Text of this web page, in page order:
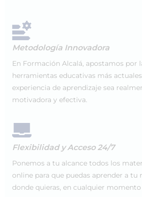
Metodología Innovadora
En Formación Alcalá, apostamos por
herramientas educativas más
experiencia de aprendizaje sea
motivadora y efectiva.
Flexibilidad y Acceso 24/7
Ponemos a tu alcance todos los
online para que puedas aprender a tu
donde quieras, en cualquier momento